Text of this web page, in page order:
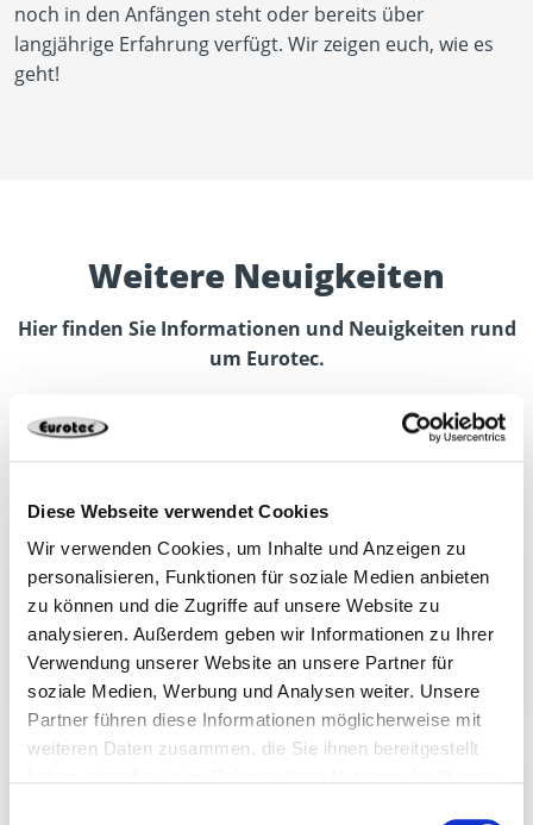
Diese Webseite verwendet Cookies
Wir verwenden Cookies, um Inhalte und Anzeigen zu
personalisieren, Funktionen für soziale Medien anbieten
zu können und die Zugriffe auf unsere Website zu
analysieren. Außerdem geben wir Informationen zu Ihrer
Verwendung unserer Website an unsere Partner für
soziale Medien, Werbung und Analysen weiter. Unsere
Partner führen diese Informationen möglicherweise mit
weiteren Daten zusammen, die Sie ihnen bereitgestellt
noch in den Anfängen steht oder bereits über
langjährige Erfahrung verfügt. Wir zeigen euch, wie es
geht!
Weitere Neuigkeiten
Hier finden Sie Informationen und Neuigkeiten rund
um Eurotec.
Entdecken Sie neue Kataloge, Produkte oder weitere
Umstellung unserer Telefonanlage
Wegen einer technischen Umstellung unserer
Telefonanlage sind wir ab dem 07.08.2026, 12:00
Uhr, vorübergehend telefonisch nicht erreichbar.